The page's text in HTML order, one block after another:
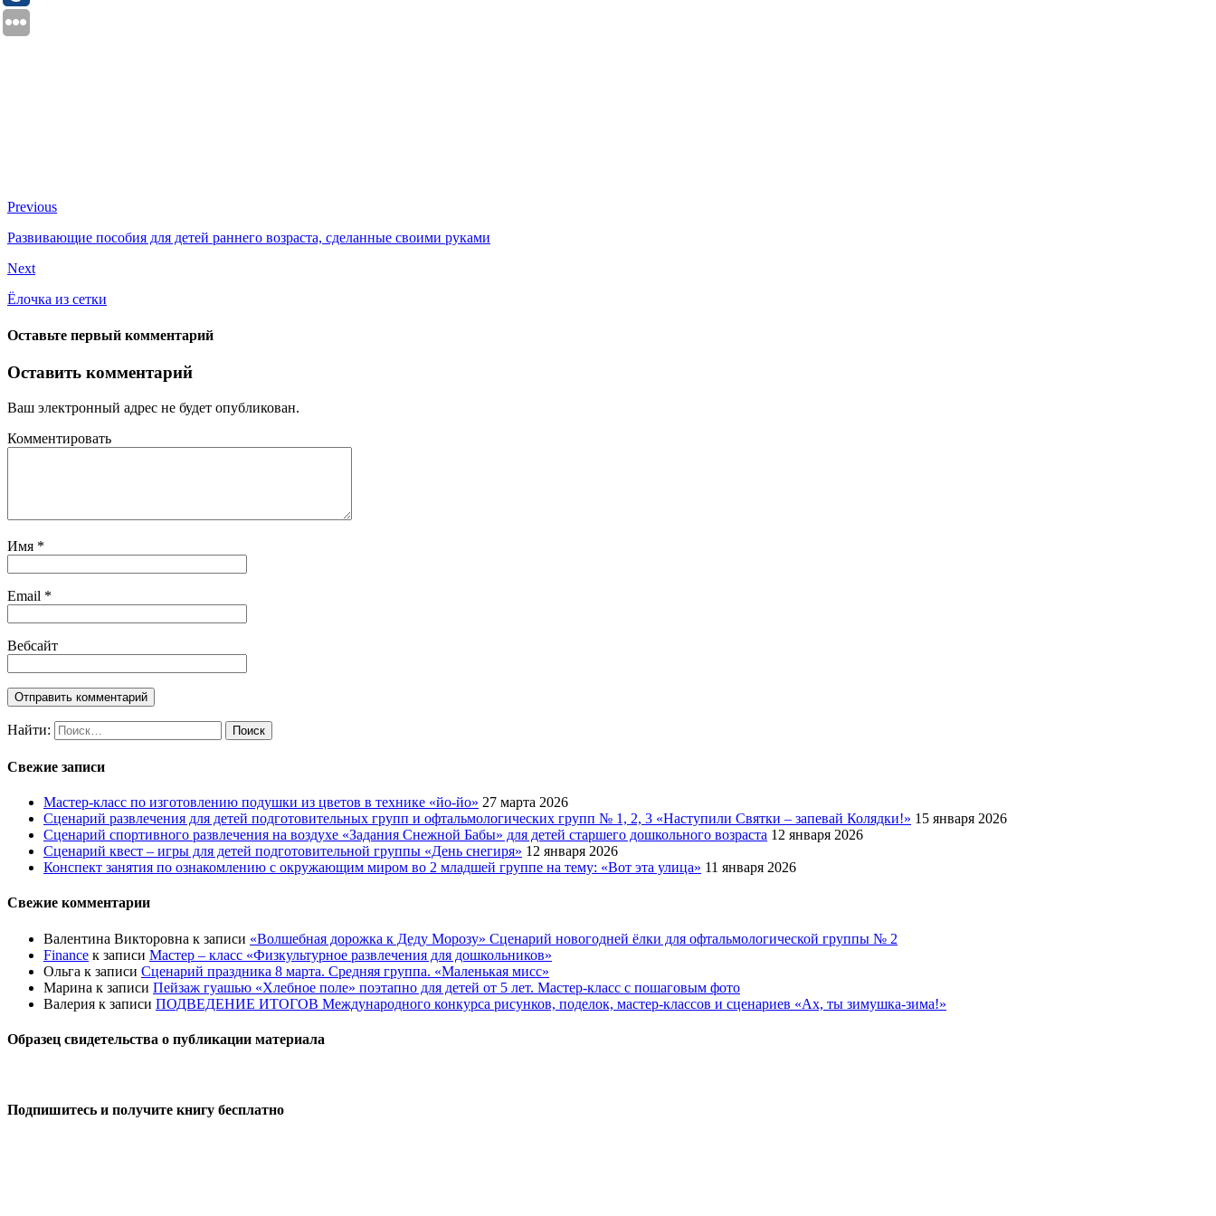
Previous
Развивающие пособия для детей раннего возраста, сделанные своими руками
Next
Ёлочка из сетки
Оставьте первый комментарий
Оставить комментарий
Ваш электронный адрес не будет опубликован.
Комментировать
Имя *
Email *
Вебсайт
Найти:
Свежие записи
Мастер-класс по изготовлению подушки из цветов в технике «йо-йо» 27 марта 2026
Сценарий развлечения для детей подготовительных групп и офтальмологических групп № 1, 2, 3 «Наступили Святки – запевай Колядки!» 15 января 2026
Сценарий спортивного развлечения на воздухе «Задания Снежной Бабы» для детей старшего дошкольного возраста 12 января 2026
Сценарий квест – игры для детей подготовительной группы «День снегиря» 12 января 2026
Конспект занятия по ознакомлению с окружающим миром во 2 младшей группе на тему: «Вот эта улица» 11 января 2026
Свежие комментарии
Валентина Викторовна к записи «Волшебная дорожка к Деду Морозу» Сценарий новогодней ёлки для офтальмологической группы № 2
Finance к записи Мастер – класс «Физкультурное развлечения для дошкольников»
Ольга к записи Сценарий праздника 8 марта. Средняя группа. «Маленькая мисс»
Марина к записи Пейзаж гуашью «Хлебное поле» поэтапно для детей от 5 лет. Мастер-класс с пошаговым фото
Валерия к записи ПОДВЕДЕНИЕ ИТОГОВ Международного конкурса рисунков, поделок, мастер-классов и сценариев «Ах, ты зимушка-зима!»
Образец свидетельства о публикации материала
Подпишитесь и получите книгу бесплатно